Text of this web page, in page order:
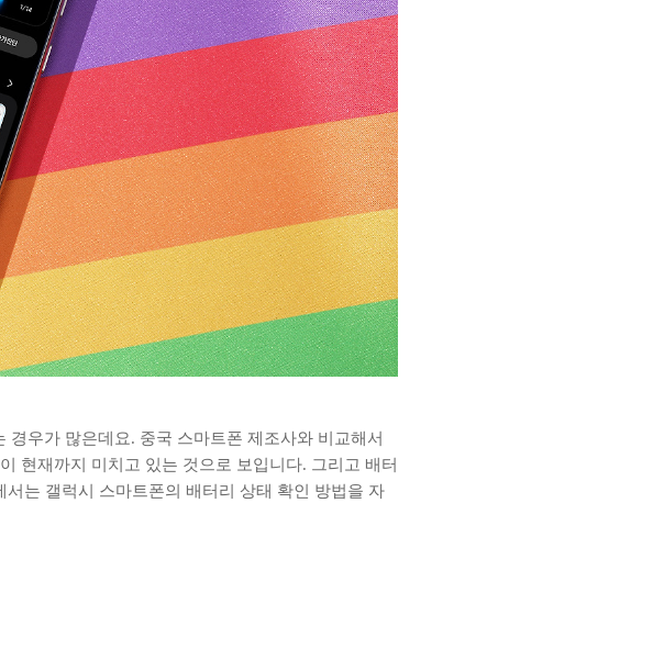
우가 많은데요. 중국 스마트폰 제조사와 비교해서
현재까지 미치고 있는 것으로 보입니다. 그리고 배터
는 갤럭시 스마트폰의 배터리 상태 확인 방법을 자